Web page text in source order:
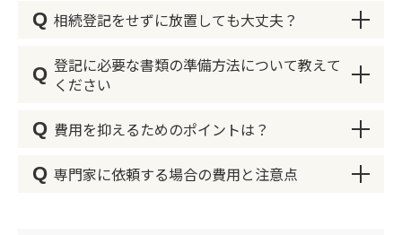
未登記建物を相続する際には、まず相続人全員で
協議を行い、建物を誰が相続するか決める必要が
あります。この話し合いは「遺産分割協議」と呼
「遺産分割協議書」を作成します。この協議書に
は、相続人全員の署名と実印が必要で、法的に有
効なものとするための重要な手続きです。遺産分
割協議書は、後に相続手続きを進める際に必ず必
Q 相続登記をせずに放置しても大丈夫？
相続登記を行わないまま放置することは、さまざ
ままとなり、将来的に相続人同士での争いに発展
する可能性があります。相続登記をしていない
と、相続人それぞれがどの程度の権利を持ってい
るのか法的に証明できず、他の相続人が建物に対
Q 登記に必要な書類の準備方法について教えて
ください
未登記建物の登記手続きを進めるためには、いく
つかの必要書類を準備する必要があります。ま
ず、建物を相続する相続人の「住民票」や、相続
Q 費用を抑えるためのポイントは？
相続登記にかかる期間は、相続人同士の合意や必
Q 専門家に依頼する場合の費用と注意点